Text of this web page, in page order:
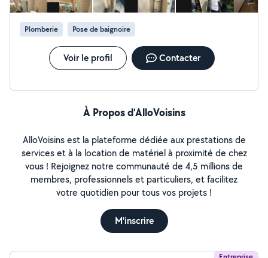
Rénovation complète de salle de bain : douche,
baignoire, robinetterie, meuble. ️ - Chauffagiste Toulouse
: pose, réparation et optimisation de vos équipements.
- Pourquoi me choisir - Intervention rapide et soignée
dans toute la métropole toulousaine - Devis gratuit et
prix transparents, sans mauvaise surprise Contacter-moi
plomberie ou chauffage
Plomberie Pose de baignoire
Voir le profil Contacter
À Propos d’AlloVoisins
AlloVoisins est la plateforme dédiée aux prestations de
services et à la location de matériel à proximité de chez
vous ! Rejoignez notre communauté de 4,5 millions de
membres, professionnels et particuliers, et facilitez
votre quotidien pour tous vos projets !
M'inscrire